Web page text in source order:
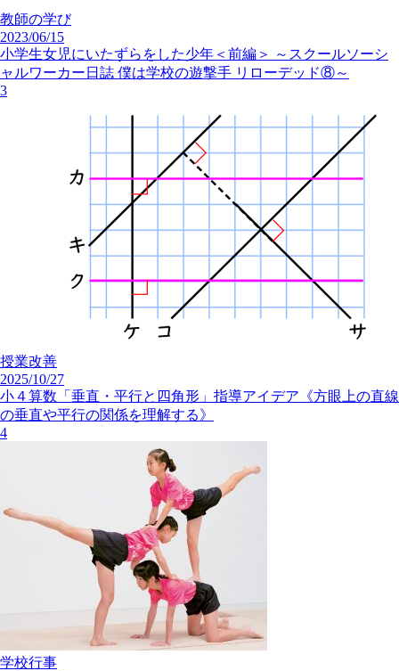
教師の学び
2023/06/15
小学生女児にいたずらをした少年＜前編＞ ～スクールソーシ
ャルワーカー日誌 僕は学校の遊撃手 リローデッド⑧～
3
授業改善
2025/10/27
小４算数「垂直・平行と四角形」指導アイデア《方眼上の直線
の垂直や平行の関係を理解する》
4
学校行事